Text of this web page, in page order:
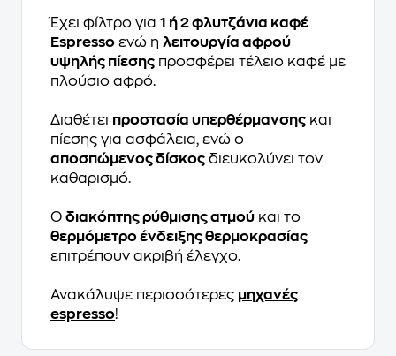
Έχει φίλτρο για 1 ή 2 φλυτζάνια καφέ
Espresso ενώ η λειτουργία αφρού
υψηλής πίεσης προσφέρει τέλειο καφέ με
πλούσιο αφρό.
Διαθέτει προστασία υπερθέρμανσης και
πίεσης για ασφάλεια, ενώ ο
αποσπώμενος δίσκος διευκολύνει τον
καθαρισμό.
Ο διακόπτης ρύθμισης ατμού και το
θερμόμετρο ένδειξης θερμοκρασίας
επιτρέπουν ακριβή έλεγχο.
Ανακάλυψε περισσότερες μηχανές
espresso!